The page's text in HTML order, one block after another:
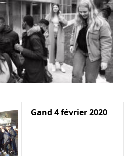
Gand 4 février 2020